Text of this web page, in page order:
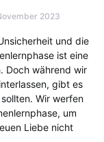
2023
und die
ist eine
Doch während wir
gibt es
Wir werfen
um
Liebe nicht